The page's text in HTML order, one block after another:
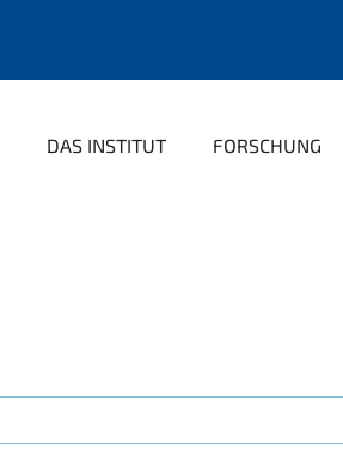
DAS INSTITUT FORSCHUNG